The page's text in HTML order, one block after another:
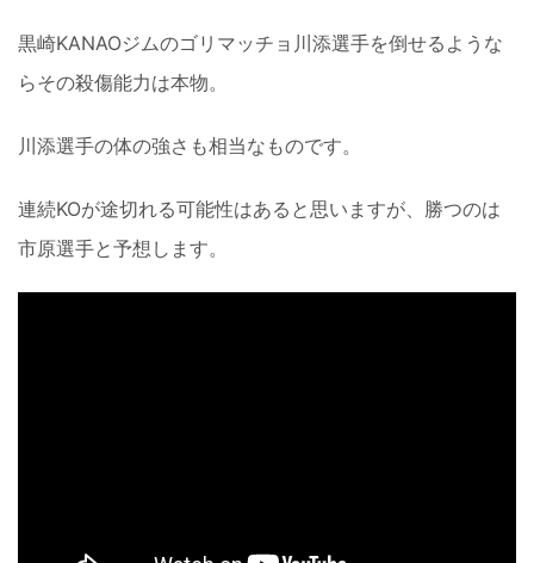
黒崎KANAOジムのゴリマッチョ川添選手を倒せるような
らその殺傷能力は本物。
川添選手の体の強さも相当なものです。
連続KOが途切れる可能性はあると思いますが、勝つのは
市原選手と予想します。